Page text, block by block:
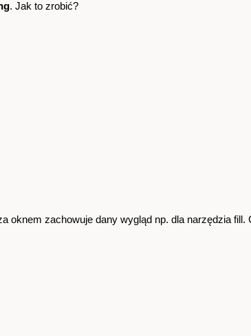
. Jak to zrobić?
oknem zachowuje dany wygląd np. dla narzędzia fill.